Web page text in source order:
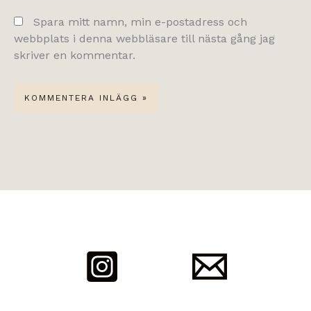
Spara mitt namn, min e-postadress och
webbplats i denna webbläsare till nästa gång jag
skriver en kommentar.